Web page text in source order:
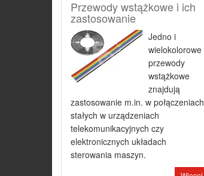
Przewody wstążkowe i ich
zastosowanie
Jedno i
wielokolorowe
przewody
wstążkowe
znajdują
zastosowanie m.in. w połączeniach
stałych w urządzeniach
telekomunikacyjnych czy
elektronicznych układach
sterowania maszyn.